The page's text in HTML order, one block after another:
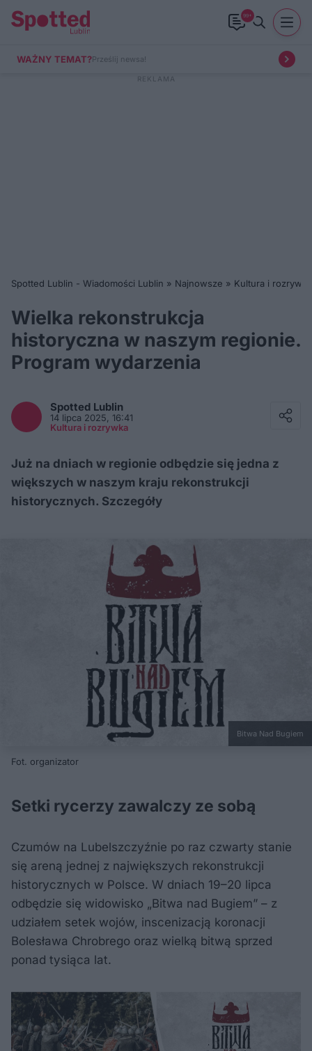
99+
WAŻNY TEMAT?Prześlij newsa!
Spotted Lublin - Wiadomości Lublin » Najnowsze » Kultura i rozrywka
Wielka rekonstrukcja
historyczna w naszym regionie.
Program wydarzenia
Spotted Lublin
14 lipca 2025, 16:41
Kultura i rozrywka
Już na dniach w regionie odbędzie się jedna z
większych w naszym kraju rekonstrukcji
historycznych. Szczegóły
Bitwa Nad Bugiem
Fot. organizator
Setki rycerzy zawalczy ze sobą
Czumów na Lubelszczyźnie po raz czwarty stanie
się areną jednej z największych rekonstrukcji
historycznych w Polsce. W dniach 19–20 lipca
odbędzie się widowisko „Bitwa nad Bugiem” – z
udziałem setek wojów, inscenizacją koronacji
Bolesława Chrobrego oraz wielką bitwą sprzed
ponad tysiąca lat.